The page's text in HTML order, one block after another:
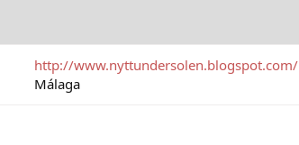
http://www.nyttundersolen.blogspot.com/
Málaga